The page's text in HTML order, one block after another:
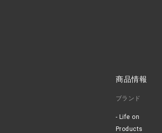
商品情報
ブランド
Life on
Products